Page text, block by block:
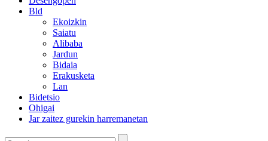
Bld
Ekoizkin
Saiatu
Alibaba
Jardun
Bidaia
Erakusketa
Lan
Bidetsio
Ohigai
Jar zaitez gurekin harremanetan